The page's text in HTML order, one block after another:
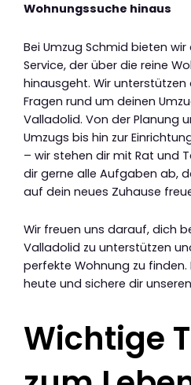
Wohnungssuche hinaus
Bei Umzug Schmid bieten
Service, der über die reine
hinausgeht. Wir
Fragen rund um deinen
Valladolid. Von der Planung
Umzugs bis hin zur
– wir stehen dir mit Rat und
dir gerne alle Aufgaben ab,
auf dein neues Zuhause
Wir freuen uns darauf, dich
Valladolid zu unterstützen
perfekte Wohnung zu
heute und sichere dir
Wichtige